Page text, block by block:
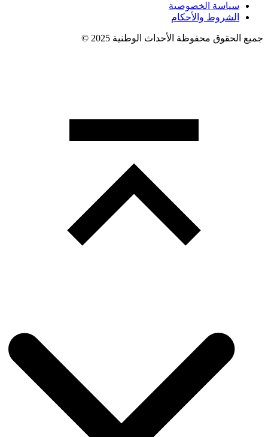
سياسة الخصوصية
الشروط والأحكام
جميع الحقوق محفوظة الأحداث الوطنية 2025 ©